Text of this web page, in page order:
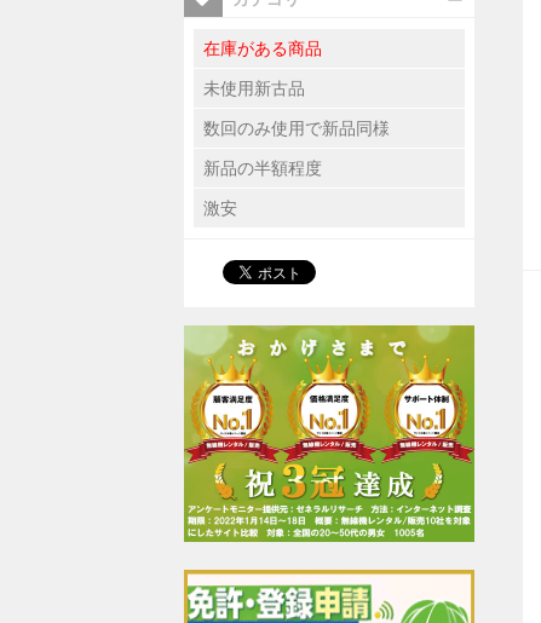
在庫がある商品
未使用新古品
数回のみ使用で新品同様
新品の半額程度
激安